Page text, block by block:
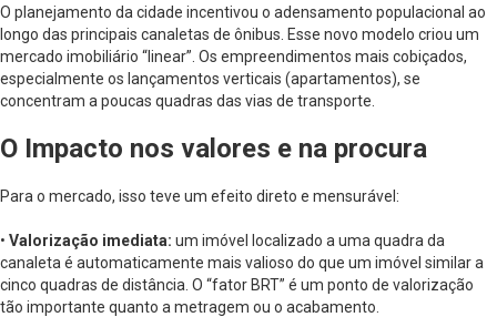
O planejamento da cidade incentivou o adensamento populacional ao
longo das principais canaletas de ônibus. Esse novo modelo criou um
mercado imobiliário “linear”. Os empreendimentos mais cobiçados,
especialmente os lançamentos verticais (apartamentos), se
concentram a poucas quadras das vias de transporte.
O Impacto nos valores e na procura
Para o mercado, isso teve um efeito direto e mensurável:
• Valorização imediata: um imóvel localizado a uma quadra da
canaleta é automaticamente mais valioso do que um imóvel similar a
cinco quadras de distância. O “fator BRT” é um ponto de valorização
tão importante quanto a metragem ou o acabamento.